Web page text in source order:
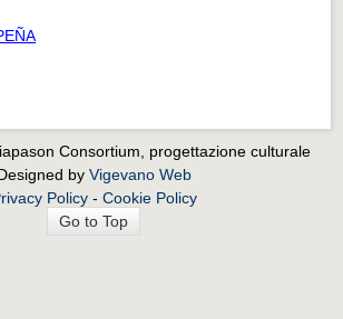
Consortium, progettazione culturale
by Vigevano Web
Policy- Cookie Policy
Go to Top